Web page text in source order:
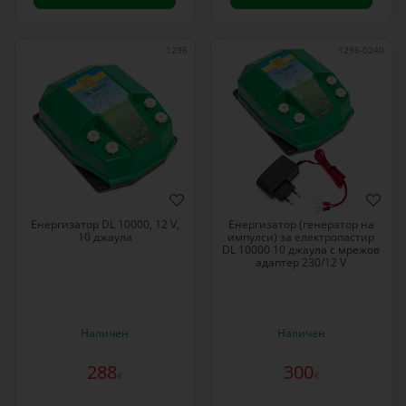
1296
Енергизатор DL 10000, 12 V,
10 джаула
Наличен
288 €
1296-0240
Енергизатор (генератор на
импулси) за електропастир
DL 10000 10 джаула с мрежов
адаптер 230/12 V
Наличен
300 €